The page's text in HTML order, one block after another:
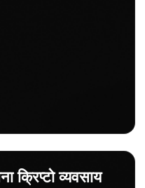
व्यवसाय